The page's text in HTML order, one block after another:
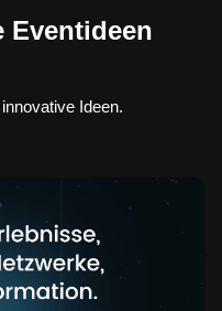
Eventideen
Ideen.